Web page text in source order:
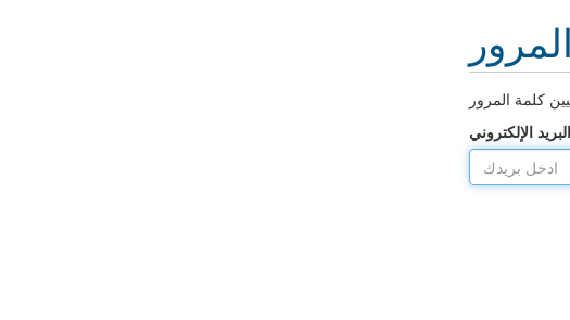
البريد الإلكتروني